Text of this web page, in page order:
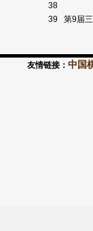
38
39
第9届
友情链接： 中国